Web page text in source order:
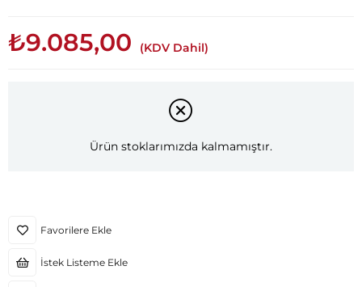
₺9.085,00 (KDV Dahil)
Ürün stoklarımızda kalmamıştır.
Favorilere Ekle
İstek Listeme Ekle